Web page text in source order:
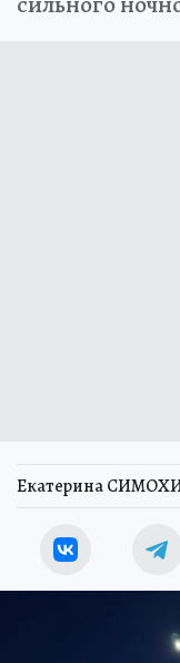
Екатерина